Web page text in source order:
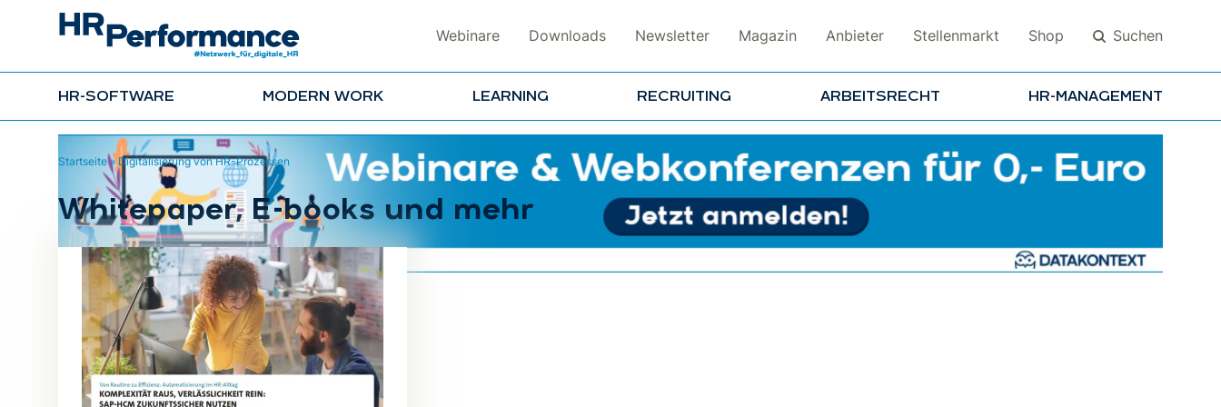
Webinare Downloads Newsletter Magazin Anbieter Stellenmarkt Shop Suchen
HR-SOFTWARE MODERN WORK LEARNING RECRUITING ARBEITSRECHT HR-MANAGEMENT
Suchen
Startseite»Digitalisierung von HR-Prozessen
Whitepaper, E-books und mehr